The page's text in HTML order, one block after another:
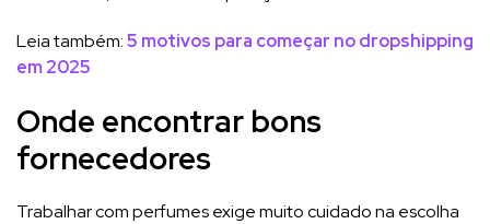
Leia também:5 motivos para começar no dropshipping
em 2025
Onde encontrar bons
fornecedores
Trabalhar com perfumes exige muito cuidado na escolha